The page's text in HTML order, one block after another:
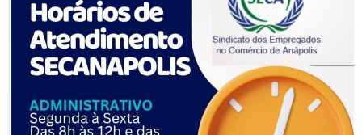
o diretório estadual do PT.
Em 2020, tentou retornar à prefeitura de São Bernardo do
Campo, mas acabou derrotado por Orlando Morando
(PSDB). No último pleito, foi eleito deputado federal por São
Paulo.